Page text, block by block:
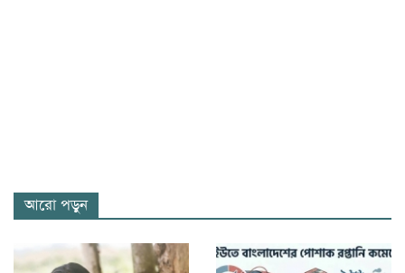
আরো পড়ুন